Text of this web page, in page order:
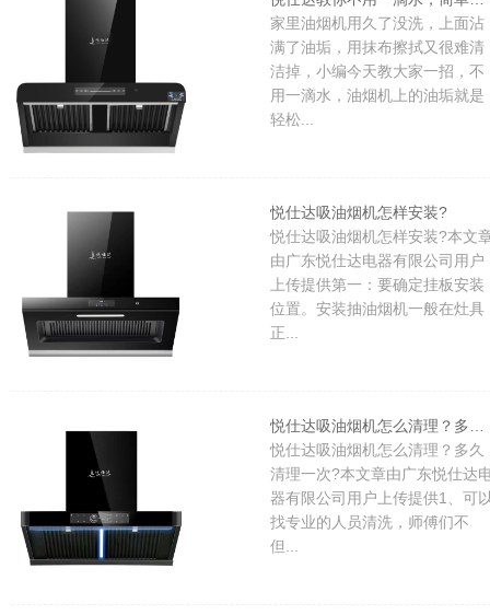
悦仕达电器依托成熟制作工艺打磨产品，持续完善产品
品类与细节，始终以用户满意作为服务导向，希望借助实用
的厨卫好物，让国内家庭的烹饪日常更加便捷、健康、舒
家里油烟机用久了没洗，上面沾
满了油垢，用抹布擦拭又很难清
洁掉，小编今天教大家一招，不
用一滴水，油烟机上的油垢就是
轻松...
悦仕达吸油烟机怎样安装?
悦仕达吸油烟机怎样安装?本文
由广东悦仕达电器有限公司用户
上传提供第一：要确定挂板安装
位置。安装抽油烟机一般在灶具
正...
悦仕达吸油烟机怎么清理？多久
清理一次?本文章由广东悦仕达
器有限公司用户上传提供1、可
找专业的人员清洗，师傅们不
但...